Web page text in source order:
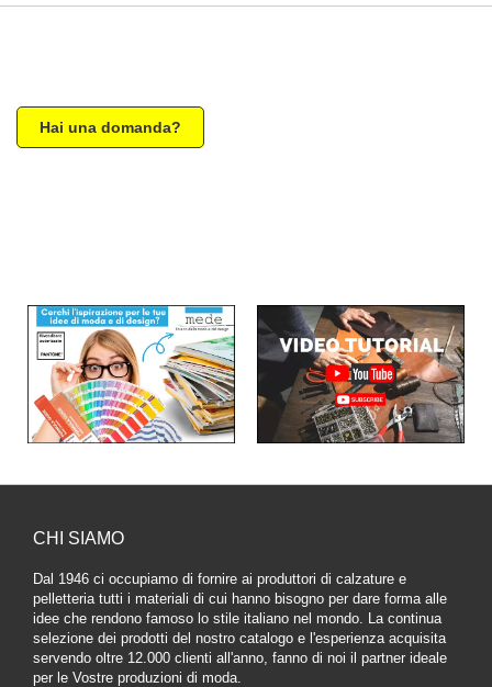
Hai una domanda?
CHI SIAMO
Dal 1946 ci occupiamo di fornire ai produttori di calzature e
pelletteria tutti i materiali di cui hanno bisogno per dare forma alle
idee che rendono famoso lo stile italiano nel mondo. La continua
selezione dei prodotti del nostro catalogo e l'esperienza acquisita
servendo oltre 12.000 clienti all'anno, fanno di noi il partner ideale
per le Vostre produzioni di moda.